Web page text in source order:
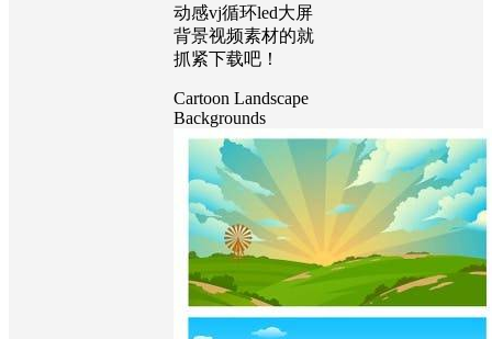
动感vj循环led大屏
背景视频素材的就
抓紧下载吧！
Cartoon Landscape
Backgrounds